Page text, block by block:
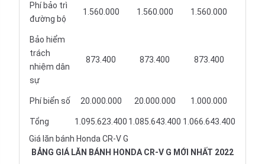
Phí bảo trì
đường bộ
1.560.000 1.560.000 1.560.000
Bảo hiểm
trách
nhiệm dân
sự
873.400 873.400 873.400
Phí biển số 20.000.000 20.000.000 1.000.000
Tổng 1.095.623.400 1.085.643.400 1.066.643.400
Giá lăn bánh Honda CR-V G
BẢNG GIÁ LĂN BÁNH HONDA CR-V G MỚI NHẤT 2022